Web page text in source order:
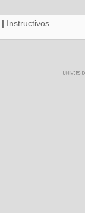
| Instructivos